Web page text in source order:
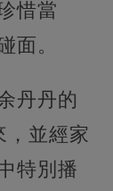
惜當
面。
丹丹的
，並經家
特別播